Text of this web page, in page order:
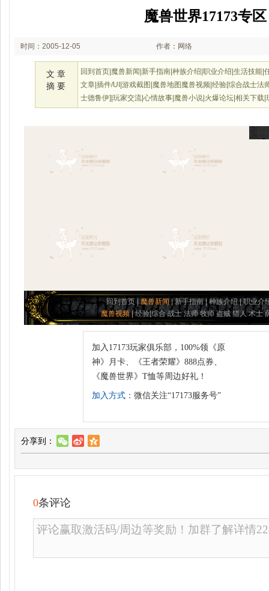
魔兽世界17173专区
时间：2005-12-05
17:09
作者：网络
文 章
摘 要
回到首页|魔兽新闻|新手指南|种族介绍|职业介绍|生活技能|
文章|插件/UI|游戏截图|魔兽地图魔兽视频|经验[综合战士法
士德鲁伊]|玩家交流|心情故事|魔兽小说|火爆论坛|相关下载|
回到首页| 魔兽新闻|新手指南| 种族介绍|职业介
魔兽视频| 经验[综合 战士 法师 牧师 盗贼 猎人 术士
加入17173玩家俱乐部，100%领《原
神》月卡、《王者荣耀》888点券、
《魔兽世界》T恤等周边好礼！
加入方式：微信关注“17173服务号”
分享到： w t z
0条评论
评论赢取激活码/周边等奖励！加群了解详情